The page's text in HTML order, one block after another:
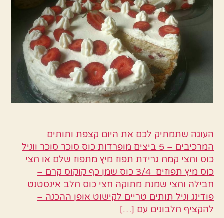
ותותים
העוגה שתמתיק לכם את היום קצפת ותותים
המרכיבים – 5 ביצים מופרדות כוס סוכר סוכר ווניל
כוס וחצי קמח גרידת תפוז מיץ מתפוז שלם או חצי
כוס מיץ תפוזים 3/4 כוס שמן כף קוקוס קרם –
חבילה וחצי שמנת מתוקה חצי כוס חלב אינסטנט
פודינג וניל תותים טריים לקישוט אופן ההכנה –
להקציף חלבונים עם […]